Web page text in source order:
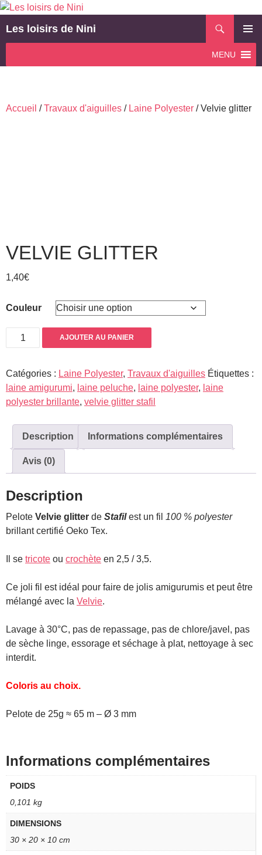
Aller
contenu
Les loisirs de Nini
MENU
MENU
Accueil /Travaux d'aiguilles / Laine Polyester / Velvie glitter
VELVIE GLITTER
1,40€
Couleur
quantité
de
glitter
AJOUTER AU PANIER
Catégories : Laine Polyester, Travaux d'aiguilles Étiquettes :
laine amigurumi, laine peluche, laine polyester, laine
polyester brillante, velvie glitter stafil
Description Informations complémentaires
Avis (0)
Description
Pelote Velvie glitter de Stafil est un fil 100 % polyester
brillant certifié Oeko Tex.
Il se tricote ou crochète en 2,5 / 3,5.
Ce joli fil est idéal pour faire de jolis amigurumis et peut être
mélangé avec la Velvie.
Lavage à 30°C, pas de repassage, pas de chlore/javel, pas
de sèche linge, essorage et séchage à plat, nettoyage à sec
interdit.
Coloris au choix.
Pelote de 25g ≈ 65 m – Ø 3 mm
Informations complémentaires
POIDS
0,101 kg
DIMENSIONS
30 × 20 × 10 cm